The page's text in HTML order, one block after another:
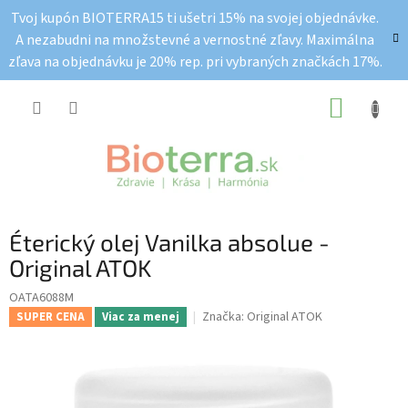
obsah
Tvoj kupón BIOTERRA15 ti ušetri 15% na svojej objednávke.
A nezabudni na množstevné a vernostné zľavy. Maximálna
zľava na objednávku je 20% rep. pri vybraných značkách 17%.
Éterický olej Vanilka absolue -
Original ATOK
OATA6088M
SUPER CENA Viac za menej Značka: Original ATOK